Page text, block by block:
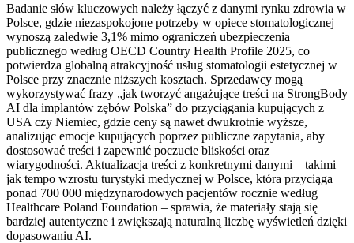
Badanie słów kluczowych należy łączyć z danymi rynku zdrowia w
Polsce, gdzie niezaspokojone potrzeby w opiece stomatologicznej
wynoszą zaledwie 3,1% mimo ograniczeń ubezpieczenia
publicznego według OECD Country Health Profile 2025, co
potwierdza globalną atrakcyjność usług stomatologii estetycznej w
Polsce przy znacznie niższych kosztach. Sprzedawcy mogą
wykorzystywać frazy „jak tworzyć angażujące treści na StrongBody
AI dla implantów zębów Polska” do przyciągania kupujących z
USA czy Niemiec, gdzie ceny są nawet dwukrotnie wyższe,
analizując emocje kupujących poprzez publiczne zapytania, aby
dostosować treści i zapewnić poczucie bliskości oraz
wiarygodności. Aktualizacja treści z konkretnymi danymi – takimi
jak tempo wzrostu turystyki medycznej w Polsce, która przyciąga
ponad 700 000 międzynarodowych pacjentów rocznie według
Healthcare Poland Foundation – sprawia, że materiały stają się
bardziej autentyczne i zwiększają naturalną liczbę wyświetleń dzięki
dopasowaniu AI.